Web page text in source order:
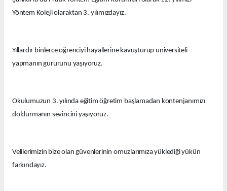
Yöntem Koleji olaraktan 3. yılımızdayız.
Yıllardır binlerce öğrenciyi hayallerine kavuşturup üniversiteli
yapmanın gururunu yaşıyoruz.
Okulumuzun 3. yılında eğitim öğretim başlamadan kontenjanımızı
doldurmanın sevincini yaşıyoruz.
Velilerimizin bize olan güvenlerinin omuzlarımıza yüklediği yükün
farkındayız.